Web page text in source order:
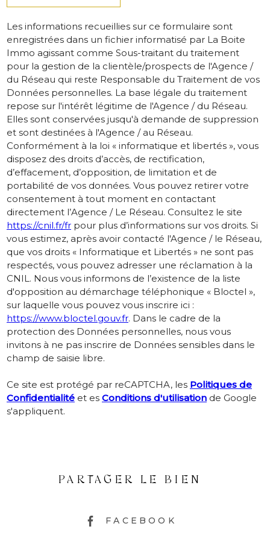
Les informations recueillies sur ce formulaire sont
enregistrées dans un fichier informatisé par La Boite
Immo agissant comme Sous-traitant du traitement
pour la gestion de la clientèle/prospects de l'Agence /
du Réseau qui reste Responsable du Traitement de vos
Données personnelles. La base légale du traitement
repose sur l'intérêt légitime de l'Agence / du Réseau.
Elles sont conservées jusqu'à demande de suppression
et sont destinées à l'Agence / au Réseau.
Conformément à la loi « informatique et libertés », vous
disposez des droits d’accès, de rectification,
d’effacement, d’opposition, de limitation et de
portabilité de vos données. Vous pouvez retirer votre
consentement à tout moment en contactant
directement l’Agence / Le Réseau. Consultez le site
https://cnil.fr/fr pour plus d’informations sur vos droits. Si
vous estimez, après avoir contacté l'Agence / le Réseau,
que vos droits « Informatique et Libertés » ne sont pas
respectés, vous pouvez adresser une réclamation à la
CNIL. Nous vous informons de l’existence de la liste
d'opposition au démarchage téléphonique « Bloctel »,
sur laquelle vous pouvez vous inscrire ici :
https://www.bloctel.gouv.fr. Dans le cadre de la
protection des Données personnelles, nous vous
invitons à ne pas inscrire de Données sensibles dans le
champ de saisie libre.
Ce site est protégé par reCAPTCHA, les Politiques de
Confidentialité et es Conditions d'utilisation de Google
s'appliquent.
PARTAGER LE BIEN
FACEBOOK